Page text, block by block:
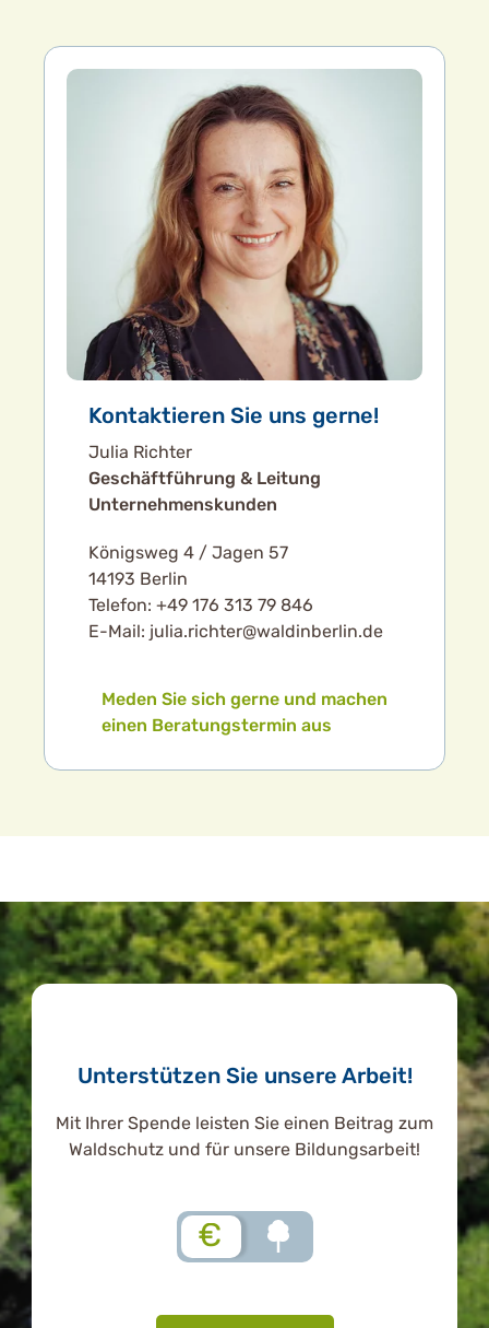
Kontaktieren Sie uns gerne!
Julia Richter
Geschäftführung & Leitung
Unternehmenskunden
Königsweg 4 / Jagen 57
14193 Berlin
Telefon: +49 176 313 79 846
E-Mail: julia.richter@waldinberlin.de
Meden Sie sich gerne und machen
einen Beratungstermin aus
Unterstützen Sie unsere Arbeit!
Mit Ihrer Spende leisten Sie einen Beitrag zum
Waldschutz und für unsere Bildungsarbeit!
€